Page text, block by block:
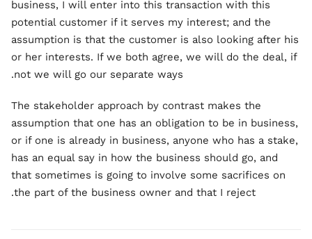
business, I will enter into this transaction with this
potential customer if it serves my interest; and the
assumption is that the customer is also looking after his
or her interests. If we both agree, we will do the deal, if
not we will go our separate ways.
The stakeholder approach by contrast makes the
assumption that one has an obligation to be in business,
or if one is already in business, anyone who has a stake,
has an equal say in how the business should go, and
that sometimes is going to involve some sacrifices on
the part of the business owner and that I reject.